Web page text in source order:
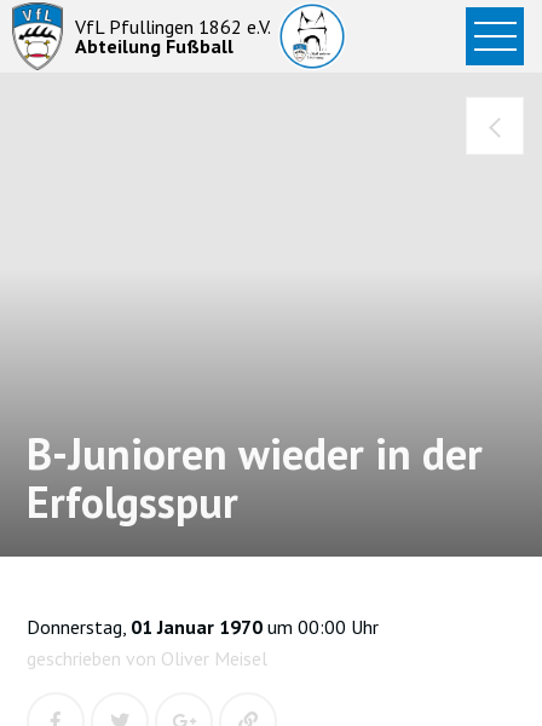
VfL Pfullingen 1862 e.V.
Abteilung Fußball
Startseite
News
B-Junioren wieder in der
Erfolgsspur
Donnerstag, 01 Januar 1970 um 00:00 Uhr
geschrieben von Oliver Meisel